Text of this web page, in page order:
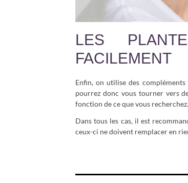
LES
FACILEMENT
Enfin, on utilise des
pourrez donc vous tourner vers
fonction de ce que vous recherchez.
Dans tous les cas, il est
ceux-ci ne doivent remplacer en